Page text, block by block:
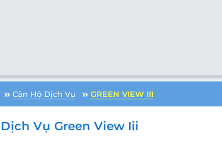
Căn Hộ Dịch Vụ GREEN VIEW III
Vụ Green View Iii